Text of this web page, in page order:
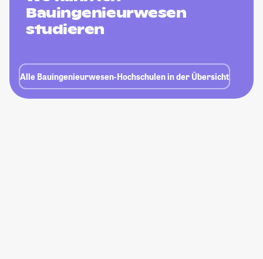
Bauingenieurwesen
studieren
Alle Bauingenieurwesen-Hochschulen in der Übersicht